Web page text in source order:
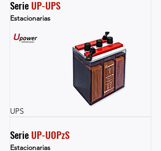
Serie UP-UPS
Estacionarias
UPS
Serie UP-UOPzS
Estacionarias